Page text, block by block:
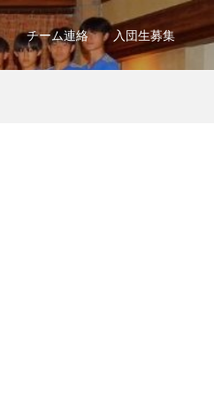
チーム連絡 入団生募集